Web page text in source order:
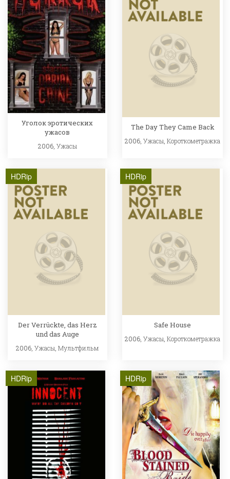
Уголок эротических
ужасов
2006, Ужасы
The Day They Came Back
2006,Ужасы ,Короткометражка
HDRip
Der Verrückte, das Herz
und das Auge
2006, Ужасы Мультфильм
HDRip
Safe House
2006,Ужасы ,Короткометражка
HDRip HDRip